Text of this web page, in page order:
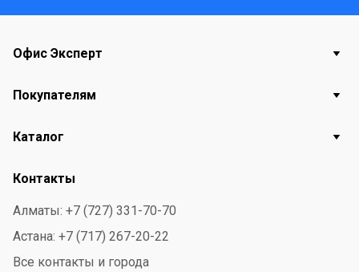
Офис Эксперт
Покупателям
Каталог
Контакты
Алматы: +7 (727) 331-70-70
Астана: +7 (717) 267-20-22
Все контакты и города